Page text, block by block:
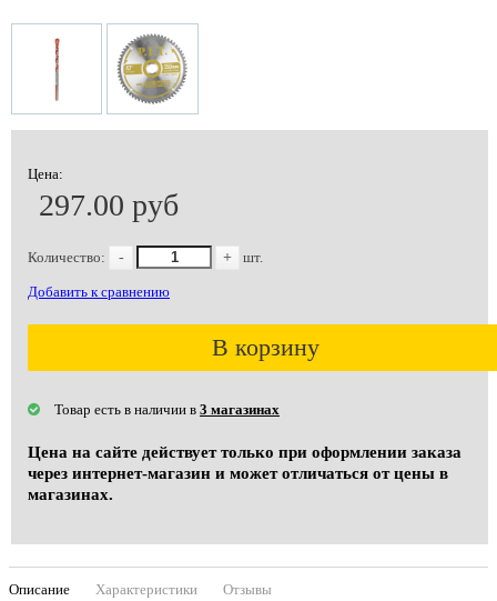
Цена:
297.00 руб
Количество: - + шт.
Добавить к сравнению
В корзину
Товар есть в наличии в 3 магазинах
Цена на сайте действует только при оформлении заказа
через интернет-магазин и может отличаться от цены в
магазинах.
Описание Характеристики Отзывы